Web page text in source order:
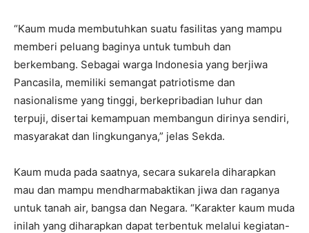
“Kaum muda membutuhkan suatu fasilitas yang mampu
memberi peluang baginya untuk tumbuh dan
berkembang. Sebagai warga Indonesia yang berjiwa
Pancasila, memiliki semangat patriotisme dan
nasionalisme yang tinggi, berkepribadian luhur dan
terpuji, disertai kemampuan membangun dirinya sendiri,
masyarakat dan lingkunganya,” jelas Sekda.
Kaum muda pada saatnya, secara sukarela diharapkan
mau dan mampu mendharmabaktikan jiwa dan raganya
untuk tanah air, bangsa dan Negara. “Karakter kaum muda
inilah yang diharapkan dapat terbentuk melalui kegiatan-